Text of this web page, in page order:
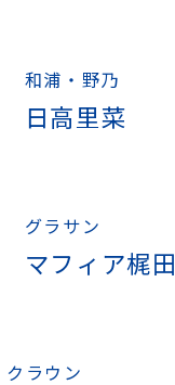
和浦・野乃
日高里菜
グラサン
マフィア梶田
クラウン